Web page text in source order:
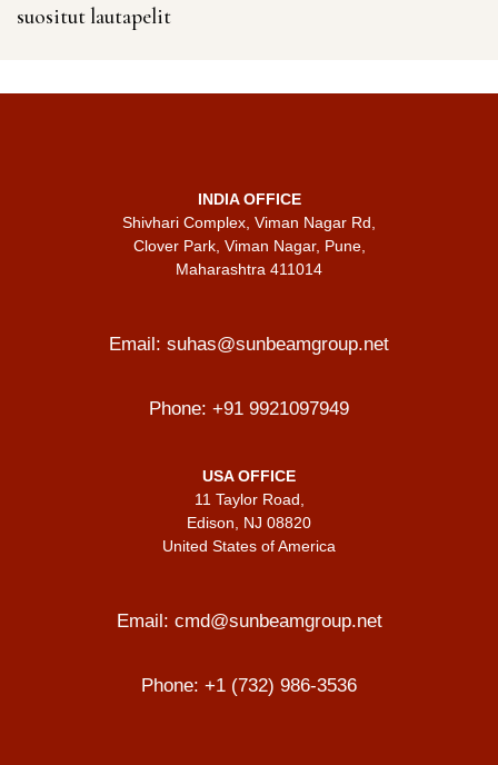
suositut lautapelit
INDIA OFFICE
Shivhari Complex, Viman Nagar Rd,
Clover Park, Viman Nagar, Pune,
Maharashtra 411014
Email: suhas@sunbeamgroup.net
Phone: +91 9921097949
USA OFFICE
11 Taylor Road,
Edison, NJ 08820
United States of America
Email: cmd@sunbeamgroup.net
Phone: +1 (732) 986-3536